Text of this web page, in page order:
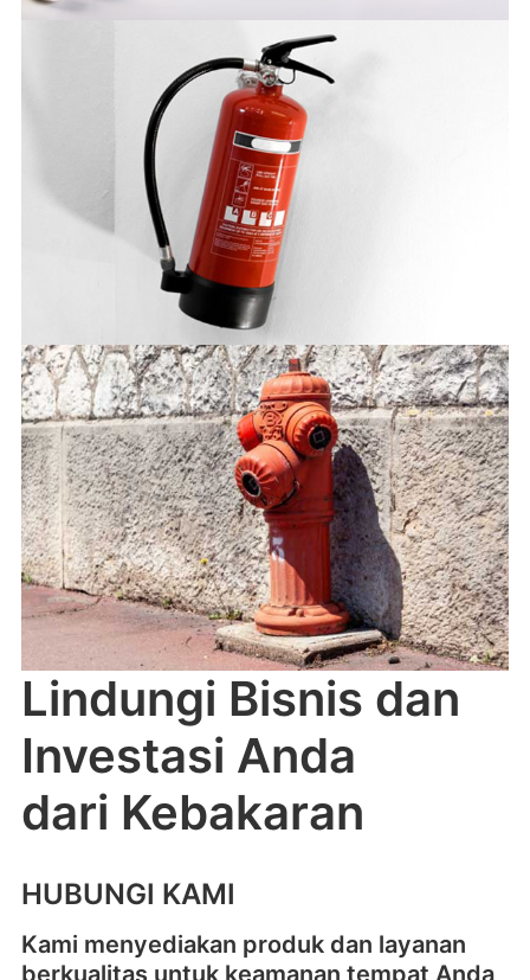
Lindungi Bisnis dan
Investasi Anda
dari Kebakaran
HUBUNGI KAMI
Kami menyediakan produk dan layanan
berkualitas untuk keamanan tempat Anda